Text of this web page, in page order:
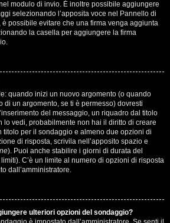
modulo di invio. È inoltre possibile aggiungere
selezionando l’apposita voce nel Pannello di
possibile evitare che una firma venga aggiunta
la casella per aggiungere la firma
quando inizi un nuovo argomento (o quando
di un argomento, se ti è permesso) dovresti
del messaggio, un riquadro dal titolo
lo vedi, probabilmente non hai il diritto di creare
titolo per il sondaggio e almeno due opzioni di
di risposta, scrivila nell’apposito spazio e
). Puoi anche stabilire i giorni di durata del
C’è un limite al numero di opzioni di risposta
dall’amministratore.
ulteriori opzioni del sondaggio?